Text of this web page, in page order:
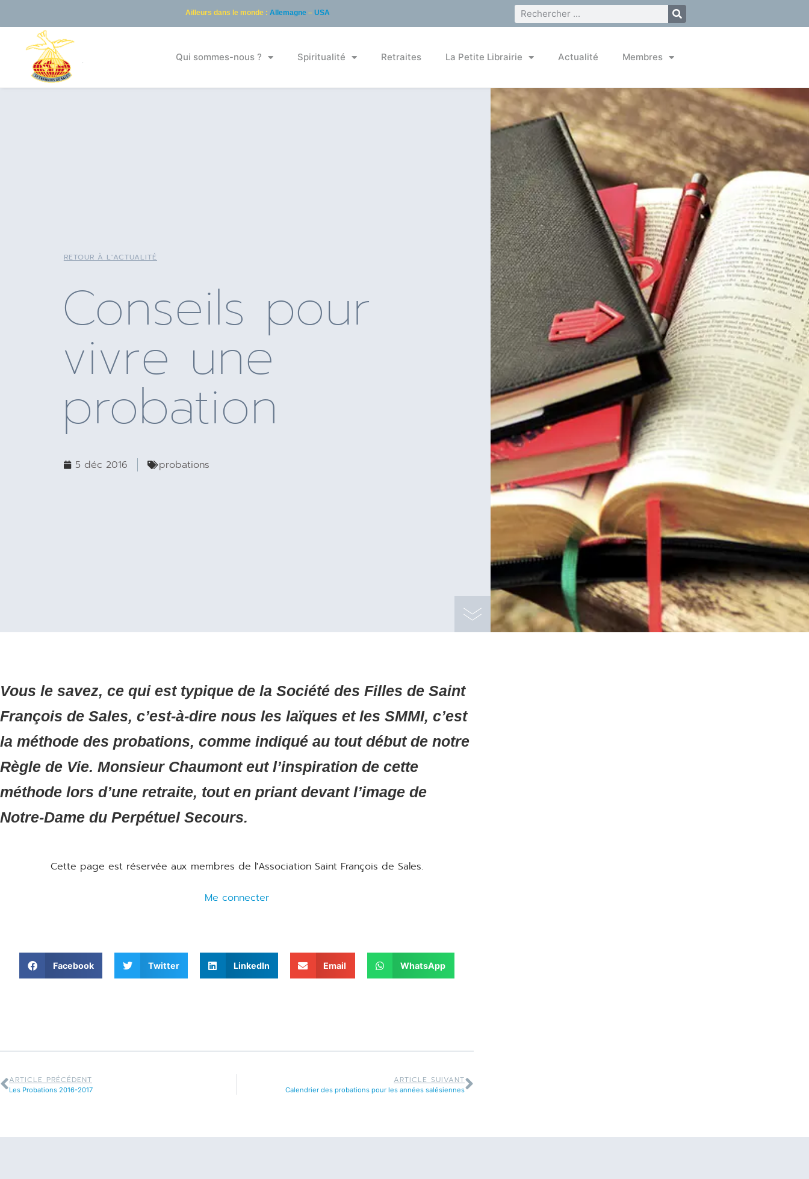
Ailleurs dans le monde : Allemagne– USA
Qui sommes-nous ? Spiritualité Retraites La Petite Librairie Actualité Membres
RETOUR À L'ACTUALITÉ
Conseils pour
vivre une
probation
5 déc 2016 probations
Vous le savez, ce qui est typique de la Société des Filles de Saint
François de Sales, c’est-à-dire nous les laïques et les SMMI, c’est
la méthode des probations, comme indiqué au tout début de notre
Règle de Vie. Monsieur Chaumont eut l’inspiration de cette
méthode lors d’une retraite, tout en priant devant l’image de
Notre-Dame du Perpétuel Secours.
Cette page est réservée aux membres de l'Association Saint François de Sales.
Me connecter
Facebook Twitter LinkedIn Email WhatsApp
ARTICLE PRÉCÉDENT
Les Probations 2016-2017
ARTICLE SUIVANT
Calendrier des probations pour les années salésiennes